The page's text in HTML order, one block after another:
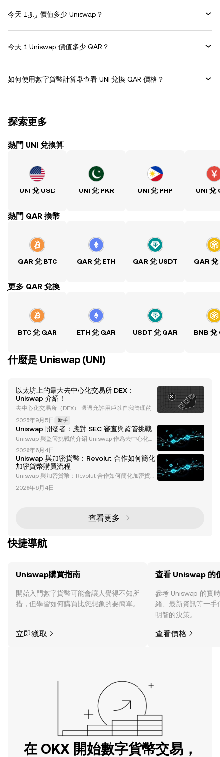
今天 ر.ق1 價值多少 Uniswap？
今天 1 Uniswap 價值多少 QAR？
如何使用數字貨幣計算器查看 UNI 兌換 QAR 價格？
探索更多
熱門 UNI 兌換算
UNI 兌 USD UNI 兌 PKR UNI 兌 PHP UNI 兌
熱門 QAR 換幣
QAR 兌 BTC QAR 兌 ETH QAR 兌 USDT QAR 兌
ִִִִִִִִִִִִִִִִִִִִִִִִִִִִִִִִִִִִִִִִִִִִִִִִ更多 QAR 兌換
BTC 兌 QAR ETH 兌 QAR USDT 兌 QAR BNB 兌
什麼是 Uniswap (UNI)
以太坊上的最大去中心化交易所 DEX：
Uniswap 介紹！
去中心化交易所（DEX） 透過允許用戶以自我管理的
方式與其平台進行交互，提供了中心化的替代方案，從
而鞏固了其在區塊鏈和加密貨幣行業中的地位。 Unisw
ap 是 DEX 的一個很好的例子。自 2018 年成立以來，
Uniswap 已成為全球最大的去中心化交易所。 Uniswa
p 也持續將最新技術融入其平台，為加密貨幣產業的發
展做出了貢獻，尤其是 去中心化金融 (DeFi)領域。 Uni
swap 是
2025年9月5日 | 新手
Uniswap 開發者：應對 SEC 審查與監管挑戰
Uniswap 與監管挑戰的介紹 Uniswap 作為去中心化金
融（DeFi）領域的先驅協議，通過實現無需許可的代幣
交換，徹底改變了加密貨幣領域。然而，其發展過程中
也面臨了重大的監管障礙。開發者和更廣泛的加密社群
一直受到包括美國證券交易委員會（SEC）在內的監管
機構的審查。這些挑戰引發了關於合規性、去中心化以
及 DeFi 未來的關鍵問題。 SEC 對 Uniswap 的調查：
2026年6月4日
Uniswap 與加密貨幣：Revolut 合作如何簡化
加密貨幣購買流程
Uniswap 與加密貨幣：Revolut 合作如何簡化加密貨幣
購買流程 加密貨幣的發展正以前所未有的速度演進，
而作為領先的去中心化交易所（DEX），Uniswap 正在
一步。本文將深入探討這次合作的細節、對加密貨幣生
態系統的影響，以及塑造金融科技（Fintech）和去中
2026年6月4日
查看更多
快捷導航
Uniswap購買指南
開始入門數字貨幣可能會讓人覺得不知所
措，但學習如何購買比您想象的要簡單。
立即獲取
查看 Uniswap 的
參考 Uniswap 的實
緒、最新資訊等一手
明智的決策。
查看價格
在 OKX 開始數字貨幣交易，